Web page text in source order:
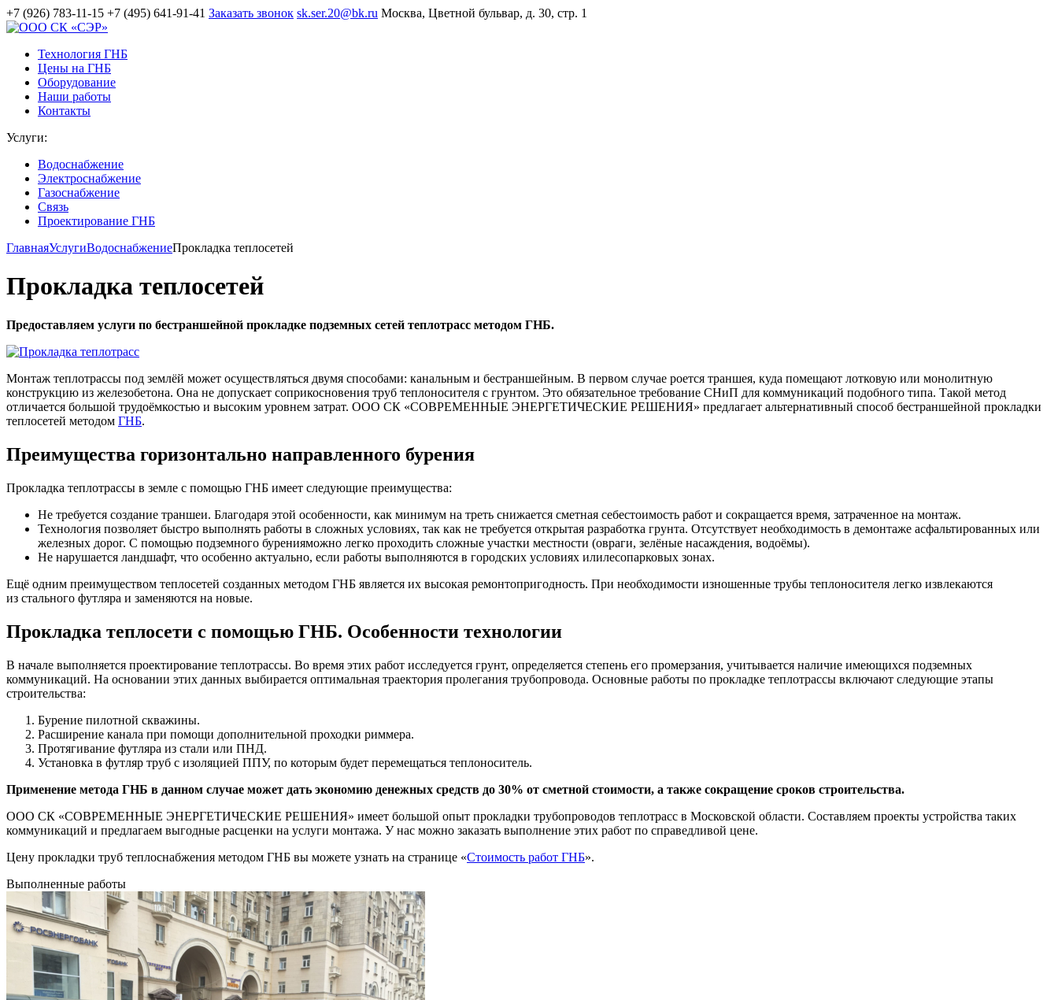
+7 (926) 783-11-15 +7 (495) 641-91-41 Заказать звонок sk.ser.20@bk.ru Москва, Цветной бульвар, д. 30, стр. 1
Технология ГНБ
Цены на ГНБ
Оборудование
Наши работы
Контакты
Услуги:
Водоснабжение
Электроснабжение
Газоснабжение
Связь
Проектирование ГНБ
ГлавнаяУслугиВодоснабжениеПрокладка теплосетей
Прокладка теплосетей
Предоставляем услуги по бестраншейной прокладке подземных сетей теплотрасс методом ГНБ.
Монтаж теплотрассы под землёй может осуществляться двумя способами: канальным и бестраншейным. В первом случае роется траншея, куда помещают лотковую или монолитную
конструкцию из железобетона. Она не допускает соприкосновения труб теплоносителя с грунтом. Это обязательное требование СНиП для коммуникаций подобного типа. Такой метод
отличается большой трудоёмкостью и высоким уровнем затрат. ООО СК «СОВРЕМЕННЫЕ ЭНЕРГЕТИЧЕСКИЕ РЕШЕНИЯ» предлагает альтернативный способ бестраншейной прокладки
теплосетей методом ГНБ.
Преимущества горизонтально направленного бурения
Прокладка теплотрассы в земле с помощью ГНБ имеет следующие преимущества:
Не требуется создание траншеи. Благодаря этой особенности, как минимум на треть снижается сметная себестоимость работ и сокращается время, затраченное на монтаж.
Технология позволяет быстро выполнять работы в сложных условиях, так как не требуется открытая разработка грунта. Отсутствует необходимость в демонтаже асфальтированных или
железных дорог. С помощью подземного буренияможно легко проходить сложные участки местности (овраги, зелёные насаждения, водоёмы).
Не нарушается ландшафт, что особенно актуально, если работы выполняются в городских условиях илилесопарковых зонах.
Ещё одним преимуществом теплосетей созданных методом ГНБ является их высокая ремонтопригодность. При необходимости изношенные трубы теплоносителя легко извлекаются
из стального футляра и заменяются на новые.
Прокладка теплосети с помощью ГНБ. Особенности технологии
В начале выполняется проектирование теплотрассы. Во время этих работ исследуется грунт, определяется степень его промерзания, учитывается наличие имеющихся подземных
коммуникаций. На основании этих данных выбирается оптимальная траектория пролегания трубопровода. Основные работы по прокладке теплотрассы включают следующие этапы
строительства:
Бурение пилотной скважины.
Расширение канала при помощи дополнительной проходки риммера.
Протягивание футляра из стали или ПНД.
Установка в футляр труб с изоляцией ППУ, по которым будет перемещаться теплоноситель.
Применение метода ГНБ в данном случае может дать экономию денежных средств до 30% от сметной стоимости, а также сокращение сроков строительства.
ООО СК «СОВРЕМЕННЫЕ ЭНЕРГЕТИЧЕСКИЕ РЕШЕНИЯ» имеет большой опыт прокладки трубопроводов теплотрасс в Московской области. Составляем проекты устройства таких
коммуникаций и предлагаем выгодные расценки на услуги монтажа. У нас можно заказать выполнение этих работ по справедливой цене.
Цену прокладки труб теплоснабжения методом ГНБ вы можете узнать на странице «Стоимость работ ГНБ».
Выполненные работы